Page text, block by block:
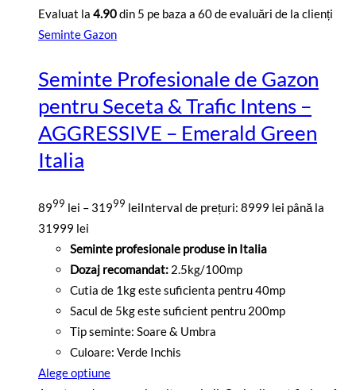
Evaluat la 4.90din 5 pe baza a 60de evaluări de la clienți
Seminte Gazon
Seminte Profesionale de Gazon
pentru Seceta & Trafic Intens –
AGGRESSIVE – Emerald Green
Italia
8999 lei – 31999 leiInterval de prețuri: 8999 lei până la
31999 lei
Seminte profesionale produse in Italia
Dozaj recomandat: 2.5kg/100mp
Cutia de 1kg este suficienta pentru 40mp
Sacul de 5kg este suficient pentru 200mp
Tip seminte: Soare & Umbra
Culoare: Verde Inchis
Alege optiune